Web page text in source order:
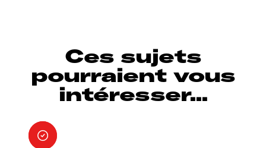
Ces sujets
pourraient vous
intéresser...